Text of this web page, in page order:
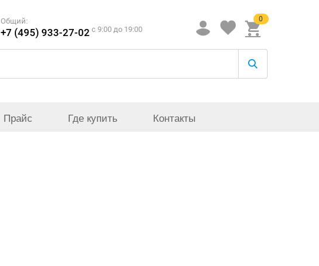
Общий:
+7 (495) 933-27-02 c 9:00 до 19:00
0
Прайс Где купить Контакты